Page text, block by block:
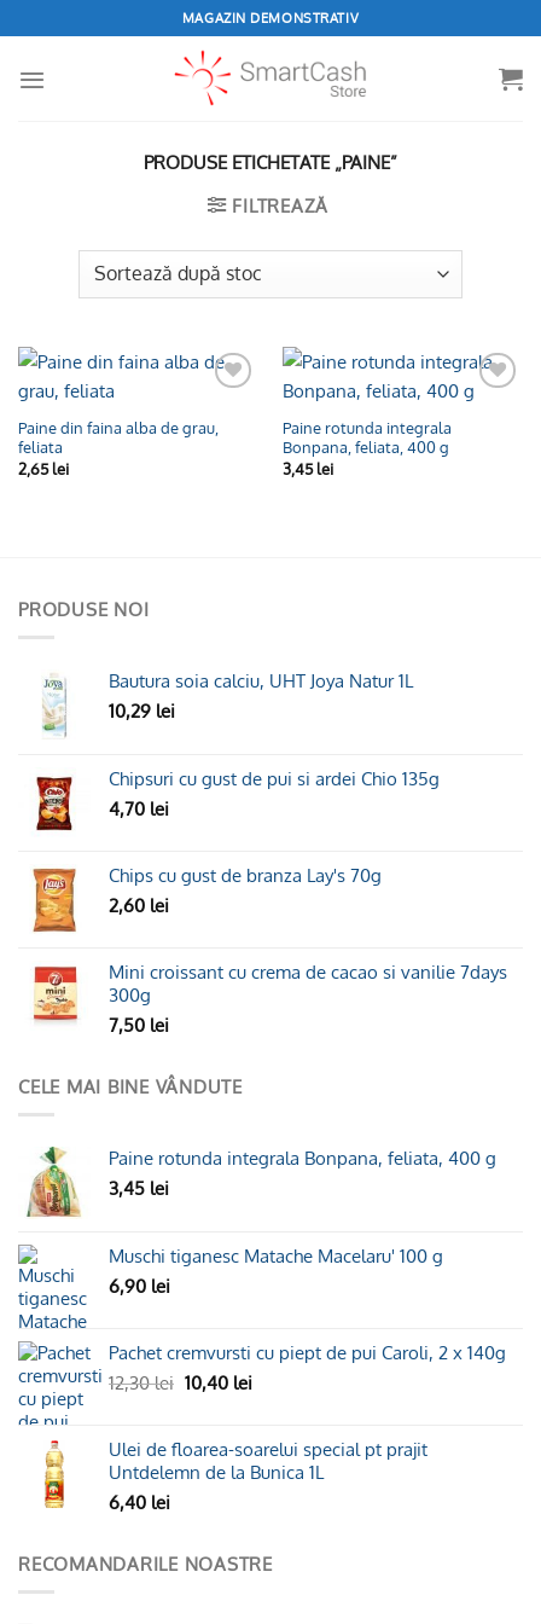
to
content
MAGAZIN DEMONSTRATIV
PRODUSE ETICHETATE „PAINE”
FILTREAZĂ
Wishlist
Paine din faina alba de grau,
feliata
2,65lei
Adaugă
Paine rotunda integrala
Bonpana, feliata, 400 g
3,45lei
PRODUSE NOI
Bautura soia calciu, UHT Joya Natur 1L
10,29 lei
Chipsuri cu gust de pui si ardei Chio 135g
4,70 lei
Chips cu gust de branza Lay's 70g
2,60 lei
Mini croissant cu crema de cacao si vanilie 7days
300g
7,50 lei
CELE MAI BINE VÂNDUTE
Paine rotunda integrala Bonpana, feliata, 400 g
3,45 lei
Muschi tiganesc Matache Macelaru' 100 g
6,90 lei
Pachet cremvursti cu piept de pui Caroli, 2 x 140g
12,30lei Prețul
fost:
12,30 lei.
10,40 leiPrețul
10,40 lei.
Ulei de floarea-soarelui special pt prajit
Untdelemn de la Bunica 1L
6,40 lei
RECOMANDARILE NOASTRE